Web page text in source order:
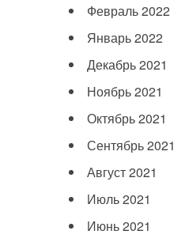
Февраль 2022
Январь 2022
Декабрь 2021
Ноябрь 2021
Октябрь 2021
Сентябрь 2021
Август 2021
Июль 2021
Июнь 2021